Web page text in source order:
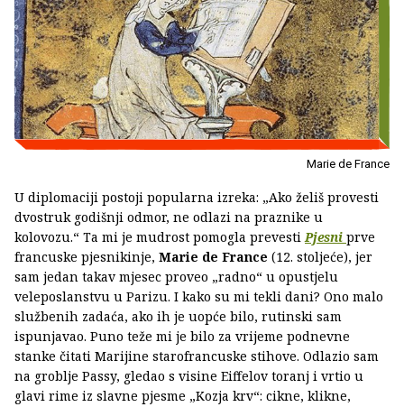
Marie de France
U diplomaciji postoji popularna izreka: „Ako želiš provesti
dvostruk godišnji odmor, ne odlazi na praznike u
kolovozu.“ Ta mi je mudrost pomogla prevestiPjesni prve
francuske pjesnikinje, Marie de France (12. stoljeće), jer
sam jedan takav mjesec proveo „radno“ u opustjelu
veleposlanstvu u Parizu. I kako su mi tekli dani? Ono malo
službenih zadaća, ako ih je uopće bilo, rutinski sam
ispunjavao. Puno teže mi je bilo za vrijeme podnevne
stanke čitati Marijine starofrancuske stihove. Odlazio sam
na groblje Passy, gledao s visine Eiffelov toranj i vrtio u
glavi rime iz slavne pjesme „Kozja krv“: cikne, klikne,